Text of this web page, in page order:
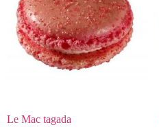
Le Mac tagada